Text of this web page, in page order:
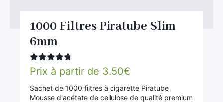
1000 Filtres Piratube Slim
6mm
Note 4.67
sur 5
Prix à partir de 3.50€
Sachet de 1000 filtres à cigarette Piratube
Mousse d'acétate de cellulose de qualité premium
Rechercher